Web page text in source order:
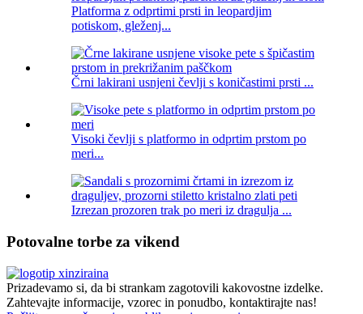
Platforma z odprtimi prsti in leopardjim
potiskom, gleženj...
Črni lakirani usnjeni čevlji s koničastimi prsti ...
Visoki čevlji s platformo in odprtim prstom po
meri...
Izrezan prozoren trak po meri iz dragulja ...
Potovalne torbe za vikend
Prizadevamo si, da bi strankam zagotovili kakovostne izdelke.
Zahtevajte informacije, vzorec in ponudbo, kontaktirajte nas!